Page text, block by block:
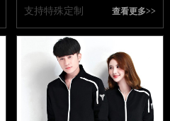
支持特殊定制 查看更多>>